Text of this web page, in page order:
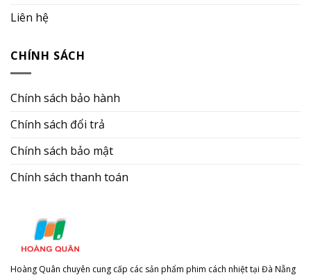
Liên hệ
CHÍNH SÁCH
Chính sách bảo hành
Chính sách đổi trả
Chính sách bảo mật
Chính sách thanh toán
Hoàng Quân chuyên cung cấp các sản phẩm phim cách nhiệt tại Đà Nẵng